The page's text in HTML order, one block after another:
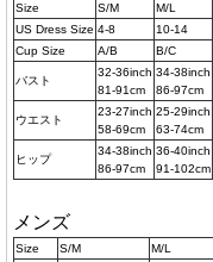
Size S/M M/L
US Dress Size 4-8 10-14
Cup Size
A/B B/C
バスト
32-36inch
81-91cm
34-38inch
86-97cm
ウエスト
23-27inch
58-69cm
25-29inch
63-74cm
ヒップ
34-38inch
86-97cm
36-40inch
91-102cm
メンズ
Size S/M M/L